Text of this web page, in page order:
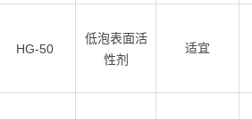
HG-50
低泡表面活
性剂
适宜